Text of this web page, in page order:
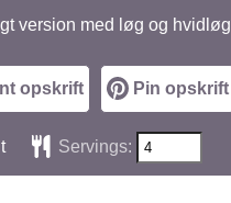
version med løg og hvidløg
opskrift Pin opskrift
time
t Servings: